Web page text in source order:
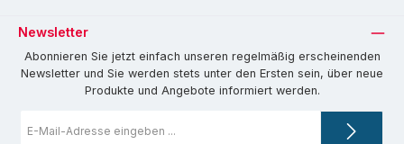
Newsletter
Abonnieren Sie jetzt einfach unseren regelmäßig erscheinenden
Newsletter und Sie werden stets unter den Ersten sein, über neue
Produkte und Angebote informiert werden.
Mail-